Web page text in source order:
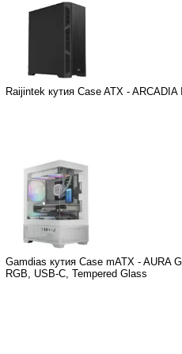
Raijintek кутия Case ATX -
Gamdias кутия Case mATX - AURA
RGB, USB-C, Tempered Glass